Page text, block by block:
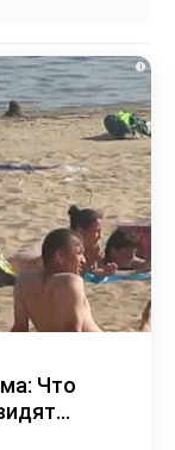
i
Что